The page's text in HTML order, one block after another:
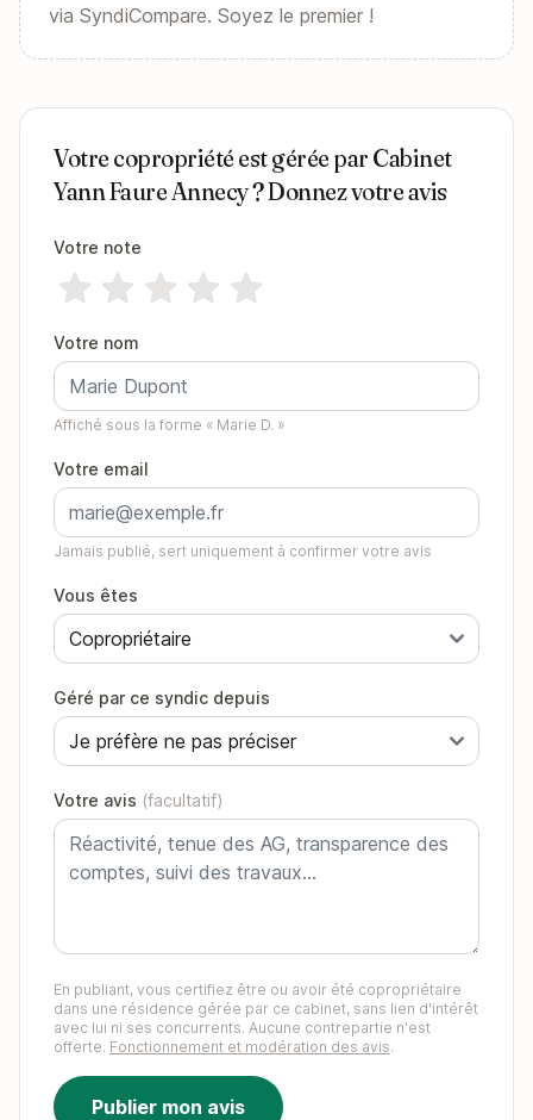
via SyndiCompare. Soyez le premier !
Votre copropriété est gérée par Cabinet
Yann Faure Annecy ? Donnez votre avis
Votre note
Votre nom
Affiché sous la forme « Marie D. »
Votre email
Jamais publié, sert uniquement à confirmer votre avis
Vous êtes
Géré par ce syndic depuis
Votre avis (facultatif)
En publiant, vous certifiez être ou avoir été copropriétaire
dans une résidence gérée par ce cabinet, sans lien d'intérêt
avec lui ni ses concurrents. Aucune contrepartie n'est
offerte. Fonctionnement et modération des avis.
Publier mon avis